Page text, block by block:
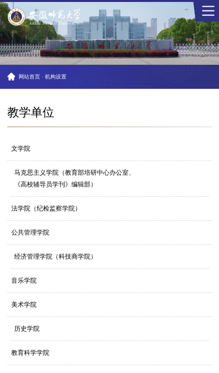
网站首页 · 机构设置
教学单位
文学院
马克思主义学院 （教育部培研中心办公室、
《高校辅导员学刊》编辑部）
法学院（纪检监察学院）
公共管理学院
经济管理学院（科技商学院）
音乐学院
美术学院
历史学院
教育科学学院